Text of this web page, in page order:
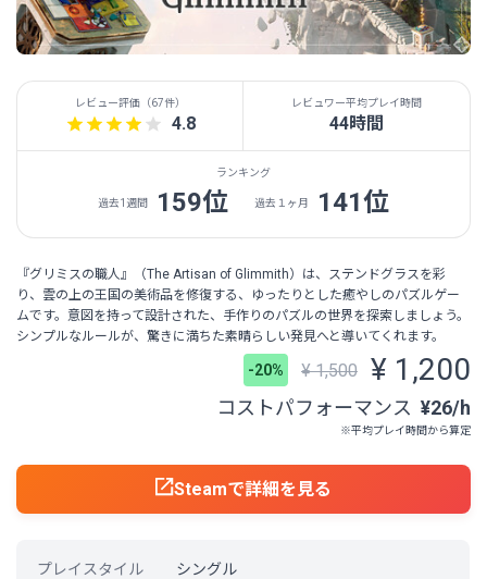
レビュー評価（67件）
4.8
レビュワー平均プレイ時間
44時間
ランキング
過去1週間 159位 過去１ヶ月 141位
『グリミスの職人』（The Artisan of Glimmith）は、ステンドグラスを彩
り、雲の上の王国の美術品を修復する、ゆったりとした癒やしのパズルゲー
ムです。意図を持って設計された、手作りのパズルの世界を探索しましょう。
シンプルなルールが、驚きに満ちた素晴らしい発見へと導いてくれます。
-20% ¥ 1,500 ¥ 1,200
コストパフォーマンス ¥26/h
※平均プレイ時間から算定
Steamで詳細を見る
プレイスタイル シングル